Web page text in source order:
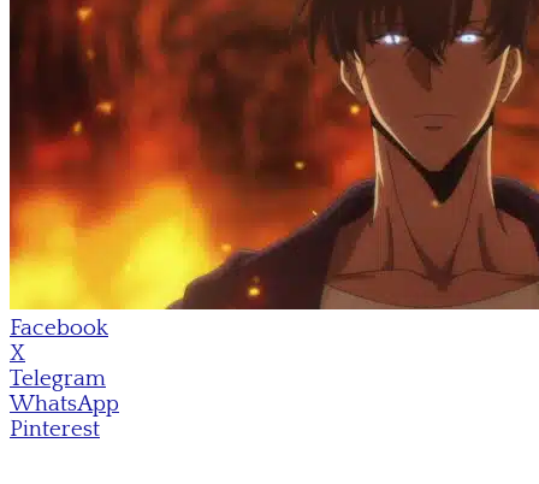
Facebook
X
Telegram
WhatsApp
Pinterest